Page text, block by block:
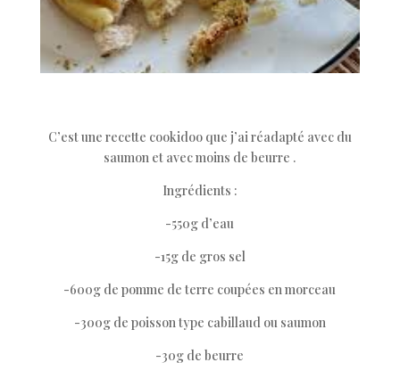
C’est une recette cookidoo que j’ai réadapté avec du
saumon et avec moins de beurre .
Ingrédients :
-550g d’eau
-15g de gros sel
-600g de pomme de terre coupées en morceau
-300g de poisson type cabillaud ou saumon
-30g de beurre